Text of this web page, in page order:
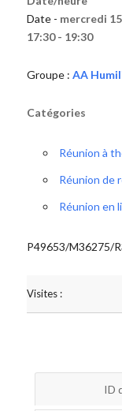
Date - mercredi
17:30 - 19:30
Groupe : AA
Catégories
Réunion à
Réunion de
Réunion en
P49653/M36275/
Visites :
ID